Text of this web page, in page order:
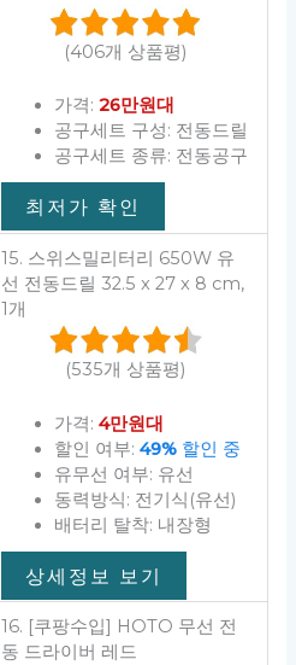
(406개 상품평)
가격: 26만원대
공구세트 구성: 전동드릴
공구세트 종류: 전동공구
최저가 확인
15. 스위스밀리터리 650W 유
선 전동드릴 32.5 x 27 x 8 cm,
1개
(535개 상품평)
가격: 4만원대
할인 여부: 49%할인 중
유무선 여부: 유선
동력방식: 전기식(유선)
배터리 탈착: 내장형
상세정보 보기
16. [쿠팡수입] HOTO 무선 전
동 드라이버 레드